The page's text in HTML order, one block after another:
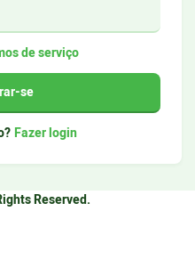
de serviço
se
Fazer login
Reserved.